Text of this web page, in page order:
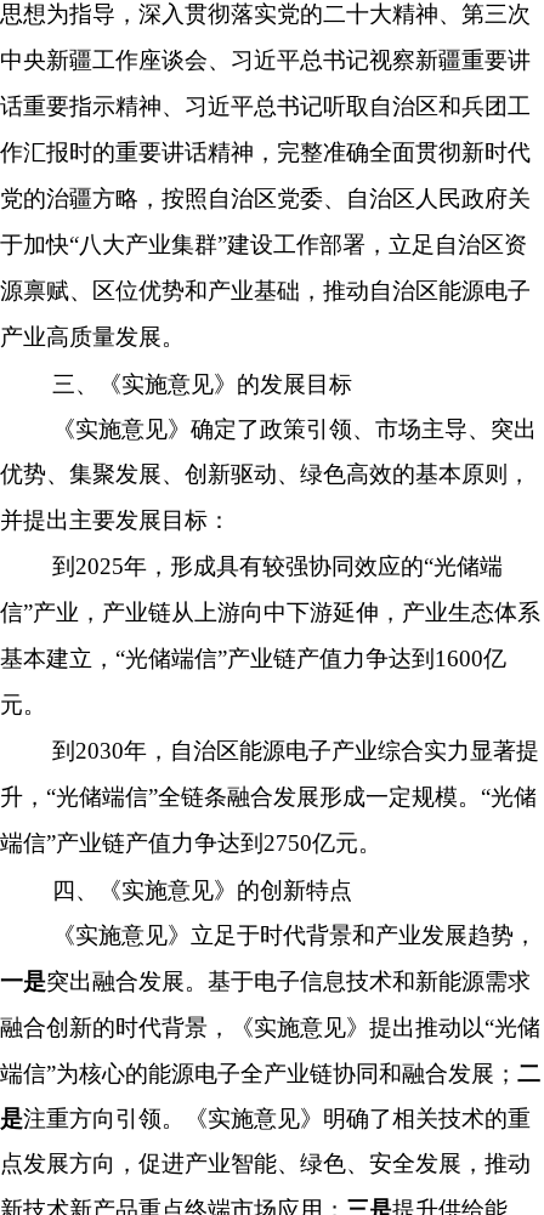
思想为指导，深入贯彻落实党的二十大精神、第三次
中央新疆工作座谈会、习近平总书记视察新疆重要讲
话重要指示精神、习近平总书记听取自治区和兵团工
作汇报时的重要讲话精神，完整准确全面贯彻新时代
党的治疆方略，按照自治区党委、自治区人民政府关
于加快“八大产业集群”建设工作部署，立足自治区资
源禀赋、区位优势和产业基础，推动自治区能源电子
产业高质量发展。
三、《实施意见》的发展目标
《实施意见》确定了政策引领、市场主导、突出
优势、集聚发展、创新驱动、绿色高效的基本原则，
并提出主要发展目标：
到 2025年，形成具有较强协同效应的“光储端
信”产业，产业链从上游向中下游延伸，产业生态体系
基本建立， “光储端信”产业链产值力争达到 1600亿
元。
到 2030年，自治区能源电子产业综合实力显著提
升， “光储端信”全链条融合发展形成一定规模。 “光储
端信”产业链产值力争达到 2750亿元。
四、《实施意见》的创新特点
《实施意见》立足于时代背景和产业发展趋势，
一是突出融合发展。基于电子信息技术和新能源需求
融合创新的时代背景，《实施意见》提出推动以“光储
端信”为核心的能源电子全产业链协同和融合发展； 二
是注重方向引领。《实施意见》明确了相关技术的重
点发展方向，促进产业智能、绿色、安全发展，推动
新技术新产品重点终端市场应用； 三是提升供给能